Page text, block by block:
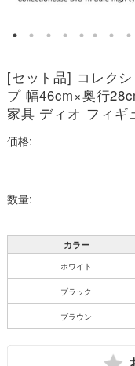
[セット品] コレク
プ 幅46cm×奥行
家具 ディオ フィギ
価格:
数量:
カラー
ホワイト
ブラック
ブラウン